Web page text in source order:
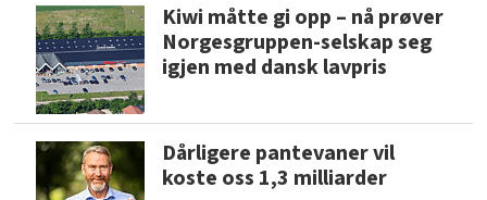
Kiwi måtte gi opp – nå prøver
Norgesgruppen-selskap seg
igjen med dansk lavpris
Dårligere pantevaner vil
koste oss 1,3 milliarder